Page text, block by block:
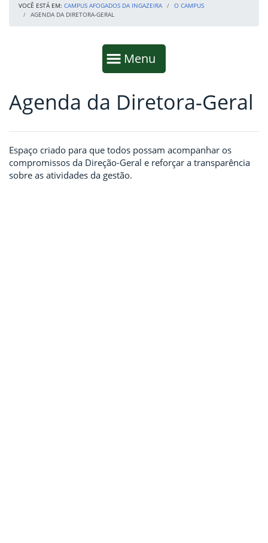
VOCÊ ESTÁ EM: CAMPUS AFOGADOS DA INGAZEIRA
O CAMPUS
AGENDA DA DIRETORA-GERAL
Mostrar
Menu
Fim da navegação
Início do conteúdo
Agenda da Diretora-Geral
Espaço criado para que todos possam acompanhar os
compromissos da Direção-Geral e reforçar a transparência
sobre as atividades da gestão.